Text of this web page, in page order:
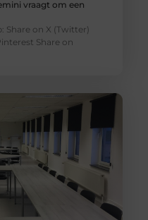
vraagt om een
Share on X (Twitter)
Share on